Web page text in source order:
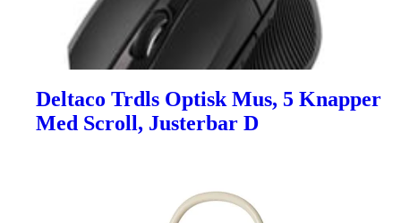
Deltaco Trdls Optisk Mus, 5 Knapper
Med Scroll, Justerbar D